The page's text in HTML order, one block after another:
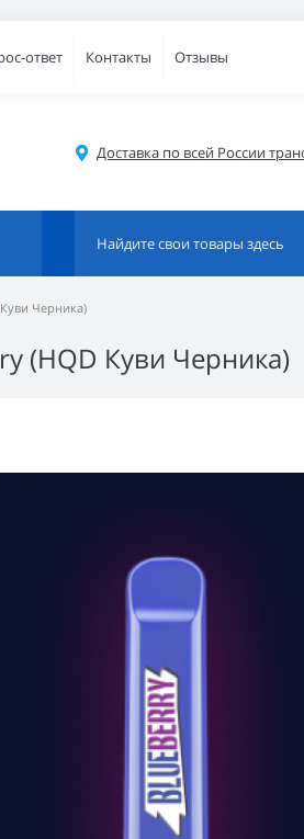
ответ Контакты Отзывы
Доставка по всей России
Черника)
(HQD Куви Черника)